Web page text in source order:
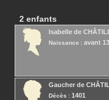
2 enfants
Isabelle de
Naissance : avant
Gaucher de
Décès : 1401